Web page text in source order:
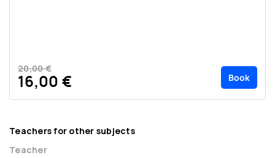
20,00 €
16,00 € Book
Teachers for other subjects
Teacher